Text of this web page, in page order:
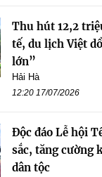
Thu hút 12,2
tế, du lịch Việt
lớn”
Hải Hà
12:20 17/07/2026
Độc đáo Lễ hội
sắc, tăng cường
dân tộc